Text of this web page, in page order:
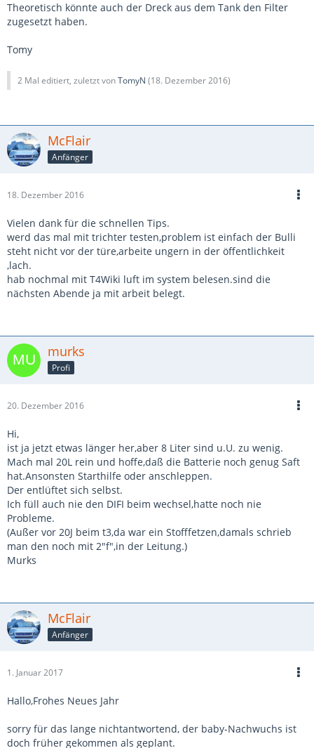
Theoretisch könnte auch der Dreck aus dem Tank den Filter
zugesetzt haben.
Tomy
2 Mal editiert, zuletzt vonTomyN (18. Dezember 2016)
McFlair
Anfänger
18. Dezember 2016
Vielen dank für die schnellen Tips.
werd das mal mit trichter testen,problem ist einfach der Bulli
steht nicht vor der türe,arbeite ungern in der öffentlichkeit
,lach.
hab nochmal mit T4Wiki luft im system belesen.sind die
nächsten Abende ja mit arbeit belegt.
murks
Profi
20. Dezember 2016
Hi,
ist ja jetzt etwas länger her,aber 8 Liter sind u.U. zu wenig.
Mach mal 20L rein und hoffe,daß die Batterie noch genug Saft
hat.Ansonsten Starthilfe oder anschleppen.
Der entlüftet sich selbst.
Ich füll auch nie den DIFI beim wechsel,hatte noch nie
Probleme.
(Außer vor 20J beim t3,da war ein Stofffetzen,damals schrieb
man den noch mit 2"f",in der Leitung.)
Murks
McFlair
Anfänger
1. Januar 2017
Hallo,Frohes Neues Jahr
sorry für das lange nichtantwortend, der baby-Nachwuchs ist
doch früher gekommen als geplant.